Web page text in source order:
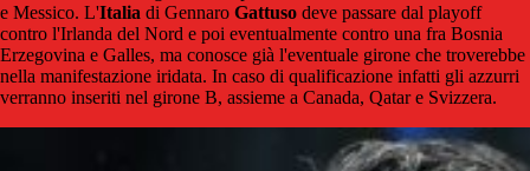
e Messico. L'Italia di Gennaro Gattuso deve passare dal playoff
contro l'Irlanda del Nord e poi eventualmente contro una fra Bosnia
Erzegovina e Galles, ma conosce già l'eventuale girone che troverebbe
nella manifestazione iridata. In caso di qualificazione infatti gli azzurri
verranno inseriti nel girone B, assieme a Canada, Qatar e Svizzera.